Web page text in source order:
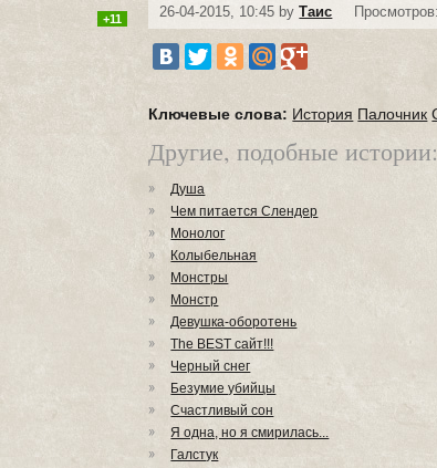
26-04-2015, 10:45 byТаис
+11
Ключевые слова: История Палочник
Другие, подобные истории:
Душа
Чем питается Слендер
Монолог
Колыбельная
Монстры
Монстр
Девушка-оборотень
The BEST сайт!!!
Черный снег
Безумие убийцы
Счастливый сон
Я одна, но я смирилась...
Галстук